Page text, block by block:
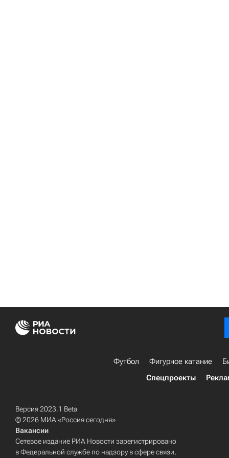
Футбол Фигурное катание
Спецпроекты
Версия 2023.1 Beta
© 2026 МИА «Россия сегодня»
Вакансии
Сетевое издание РИА Новости зарегистрировано
в Федеральной службе по надзору в сфере связи,